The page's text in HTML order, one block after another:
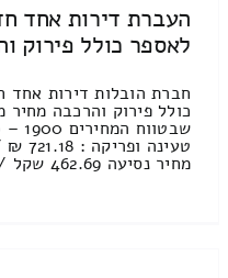
העברת דירות אחד
לאספר כולל פירוק
חברת הובלות דירות
מחיר נסיעה 462.69 שקל / זמן נסיעה בין ערים 38 [...]